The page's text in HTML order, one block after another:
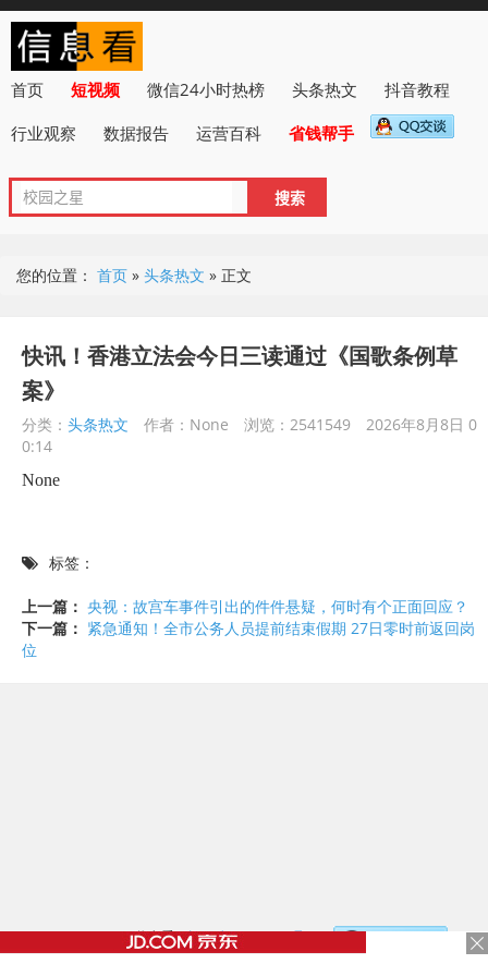
首页 短视频 微信24小时热榜 头条热文
抖音教程
行业观察
数据报告 运营百科 省钱帮手
您的位置： 首页 » 头条热文 » 正文
快讯！香港立法会今日三读通过《国歌条例草
案》
分类： 头条热文 作者：None 浏览：2541549
2026年8月8日 0
0:14
None
标签：
上一篇： 央视：故宫车事件引出的件件悬疑，何时有个正面回应？
下一篇： 紧急通知！全市公务人员提前结束假期 27日零时前返回岗
位
©2017 - 2020 / 信息看 /粤ICP备17153186号-2，